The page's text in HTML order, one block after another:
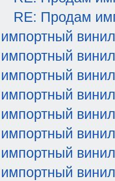
RE: Продам
винил
винил
винил
винил
винил
винил
винил
винил